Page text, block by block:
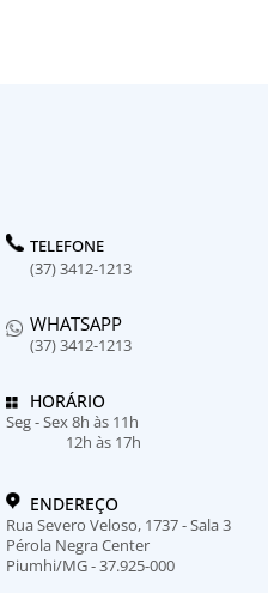
TELEFONE
(37) 3412-1213
WHATSAPP
(37) 3412-1213
HORÁRIO
Seg - Sex 8h às 11h
12h às 17h
ENDEREÇO
Rua Severo Veloso, 1737 - Sala 3
Pérola Negra Center
Piumhi/MG - 37.925-000